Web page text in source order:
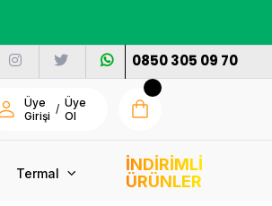
0850 305 09 70
Üye
Girişi
/ Üye
Ol
Termal
İNDİRİMLİ
ÜRÜNLER